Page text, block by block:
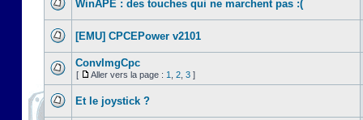
WinAPE : des touches qui ne marchent pas :(
[EMU] CPCEPower v2101
ConvImgCpc
[ Aller vers la page : 1 2 3 ]
Et le joystick ?